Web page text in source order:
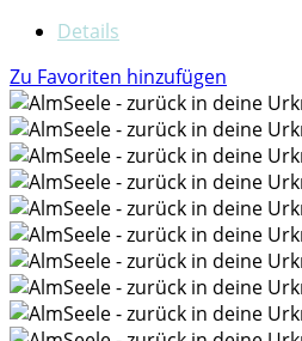
Details
Zu Favoriten hinzufügen